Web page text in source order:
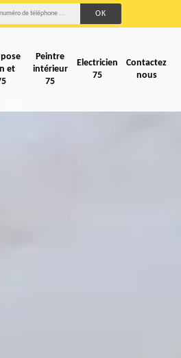
et
Peintre
intérieur
75
Electricien
75
Contactez
nous